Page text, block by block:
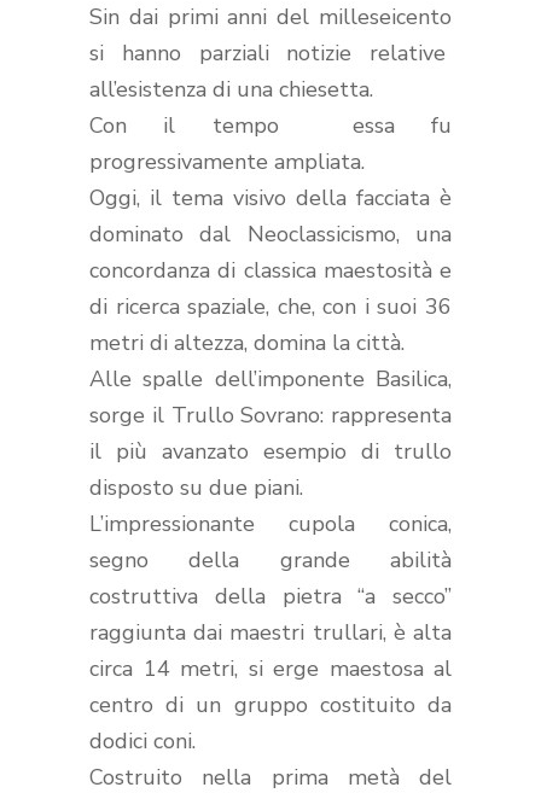
Sin dai primi anni del milleseicento
si hanno parziali notizie relative
all’esistenza di una chiesetta.
Con il tempo essa fu
progressivamente ampliata.
Oggi, il tema visivo della facciata è
dominato dal Neoclassicismo, una
concordanza di classica maestosità e
di ricerca spaziale, che, con i suoi 36
metri di altezza, domina la città.
Alle spalle dell’imponente Basilica,
sorge il Trullo Sovrano: rappresenta
il più avanzato esempio di trullo
disposto su due piani.
L’impressionante cupola conica,
segno della grande abilità
costruttiva della pietra “a secco”
raggiunta dai maestri trullari, è alta
circa 14 metri, si erge maestosa al
centro di un gruppo costituito da
dodici coni.
Costruito nella prima metà del